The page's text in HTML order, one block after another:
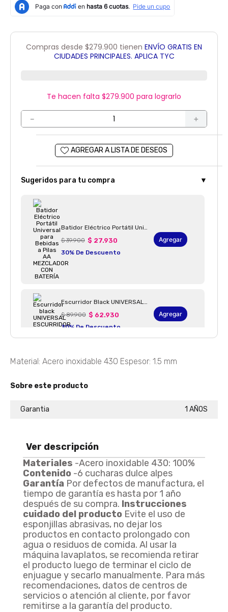
Compras desde $279.900 tienen ENVÍO GRATIS EN
CIUDADES PRINCIPALES. APLICA TYC
Te hacen falta $279.900 para lograrlo
＋
－
Sugeridos para tu compra ▼
Batidor Eléctrico Portátil Universal Para Bebidas A Pilas AA MEZCLADOR CON BATERÍA
$ 39.900 $ 27.930
30% De Descuento
Agregar
Escurridor Black UNIVERSAL ESCURRIDOR BLACK
$ 89.900 $ 62.930
30% De Descuento
Agregar
$ 16.900 $ 11.830
30% De Descuento
Set X5 Cuchillos Esencial + Pelador Universal SET X5 CUCHILLOS + PELADOR BL
$ 69.899
Agregar
Juego X6 De Utensilios Con Soporte Edición Artemisa UNIVERSAL JGOX6 UTENSILIOS+SOP ARTEMISA
$ 79.900
Agregar
Material: Acero inoxidable 430 Espesor: 1.5 mm
Sobre este producto
Garantia 1 AÑOS
Ver descripción
Materiales -Acero inoxidable 430: 100%
Contenido -6 cucharas dulce alpes
Garantía Por defectos de manufactura, el
tiempo de garantía es hasta por 1 año
después de su compra. Instrucciones
cuidado del producto Evite el uso de
esponjillas abrasivas, no dejar los
productos en contacto prolongado con
agua o residuos de comida. Al usar la
máquina lavaplatos, se recomienda retirar
el producto luego de terminar el ciclo de
enjuague y secarlo manualmente. Para más
recomendaciones, datos de centros de
servicios o atención al cliente, por favor
remitirse a la garantía del producto.